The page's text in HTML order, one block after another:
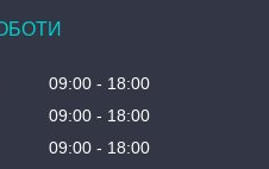
09:00
18:00
09:00
18:00
09:00
18:00